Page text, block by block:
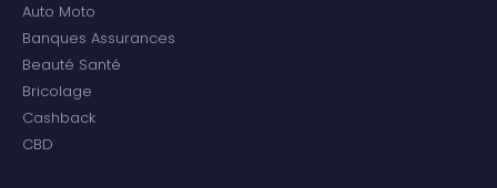
Auto Moto
Banques Assurances
Beauté Santé
Bricolage
Cashback
CBD